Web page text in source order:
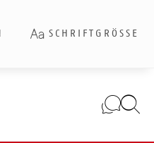
SCHRIFTGRÖSSE